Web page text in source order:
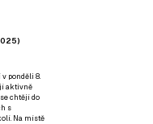
ponděli 8.
aktivně
chtějí do
s
Na místě